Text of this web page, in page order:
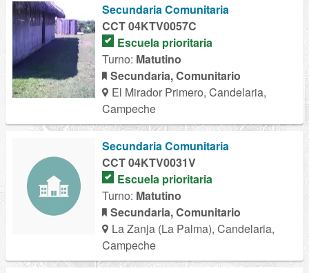
Secundaria Comunitaria
CCT 04KTV0057C
Escuela prioritaria
Turno: Matutino
Secundaria, Comunitario
El Mirador Primero, Candelaria,
Campeche
Secundaria Comunitaria
CCT 04KTV0031V
Escuela prioritaria
Turno: Matutino
Secundaria, Comunitario
La Zanja (La Palma), Candelaria,
Campeche